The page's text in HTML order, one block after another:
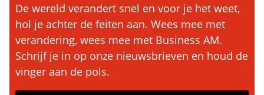
De wereld verandert snel en voor je het weet,
hol je achter de feiten aan. Wees mee met
verandering, wees mee met Business AM.
Schrijf je in op onze nieuwsbrieven en houd de
vinger aan de pols.